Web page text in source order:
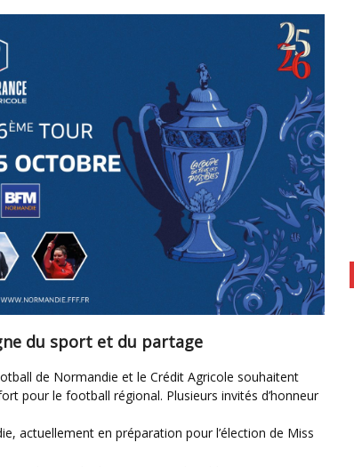
du sport et du partage
pour le football régional. Plusieurs invités d’honneur
actuellement en préparation pour l’élection de Miss